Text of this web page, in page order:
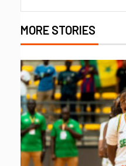
MORE STORIES